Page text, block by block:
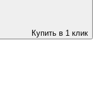
Купить в 1 клик